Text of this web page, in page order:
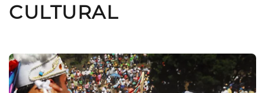
CULTURAL